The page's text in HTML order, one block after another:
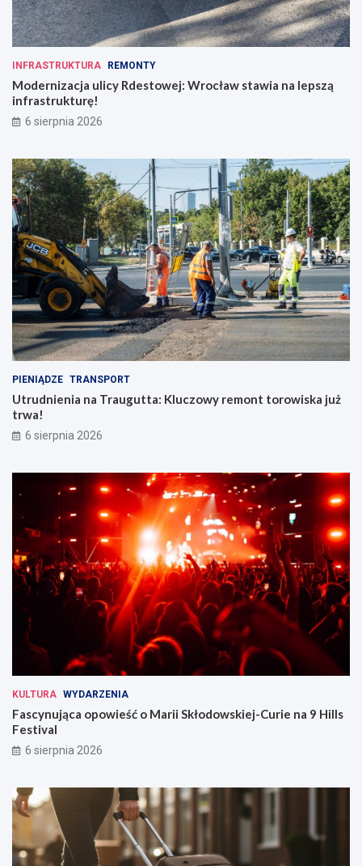
INFRASTRUKTURA REMONTY
Modernizacja ulicy Rdestowej: Wrocław stawia na lepszą
infrastrukturę!
6 sierpnia 2026
PIENIĄDZE TRANSPORT
Utrudnienia na Traugutta: Kluczowy remont torowiska już
trwa!
6 sierpnia 2026
KULTURA WYDARZENIA
Fascynująca opowieść o Marii Skłodowskiej-Curie na 9 Hills
Festival
6 sierpnia 2026